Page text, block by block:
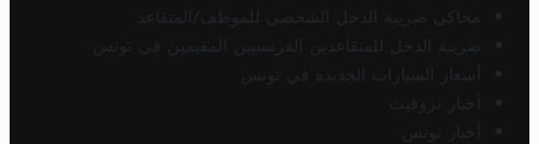
محاكي ضريبة الدخل الشخصي للموظف/المتقاعد
ضريبة الدخل للمتقاعدين الفرنسيين المقيمين في تونس
أسعار السيارات الجديدة في تونس
أخبار تروفيت
أخبار تونس